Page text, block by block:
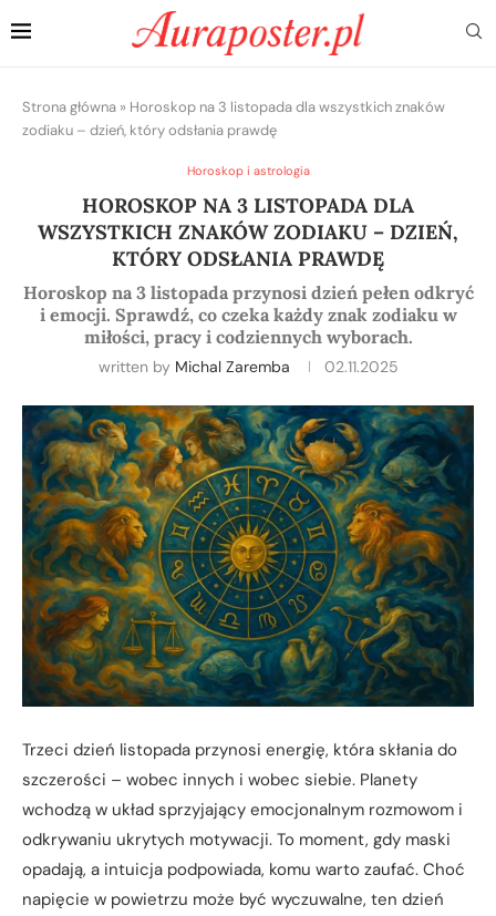
Strona główna » Horoskop na 3 listopada dla wszystkich znaków
zodiaku – dzień, który odsłania prawdę
Horoskop i astrologia
HOROSKOP NA 3 LISTOPADA DLA
WSZYSTKICH ZNAKÓW ZODIAKU – DZIEŃ,
KTÓRY ODSŁANIA PRAWDĘ
Horoskop na 3 listopada przynosi dzień pełen odkryć
i emocji. Sprawdź, co czeka każdy znak zodiaku w
miłości, pracy i codziennych wyborach.
written by Michal Zaremba 02.11.2025
Trzeci dzień listopada przynosi energię, która skłania do
szczerości – wobec innych i wobec siebie. Planety
wchodzą w układ sprzyjający emocjonalnym rozmowom i
odkrywaniu ukrytych motywacji. To moment, gdy maski
opadają, a intuicja podpowiada, komu warto zaufać. Choć
napięcie w powietrzu może być wyczuwalne, ten dzień